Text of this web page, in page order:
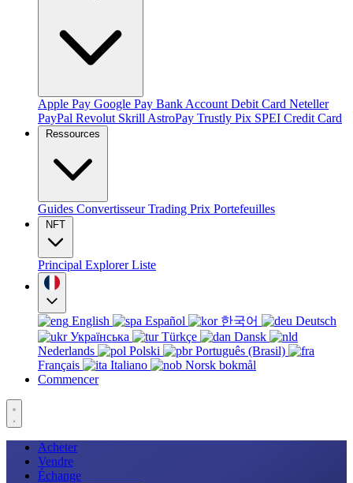
Apple Pay Google Pay Bank Account Debit Card Neteller
PayPal Revolut Skrill AstroPay Trustly Pix SPEI Credit Card
Ressources
Guides ConvertisseurTrading Prix Portefeuilles
NFT
Principal ExplorerListe
English Español 한국어
Deutsch
Українська
Türkçe
Dansk
Nederlands
Polski
Português (Brasil)
Français
Italiano
Norsk bokmål
Commencer
Acheter
Vendre
Échange